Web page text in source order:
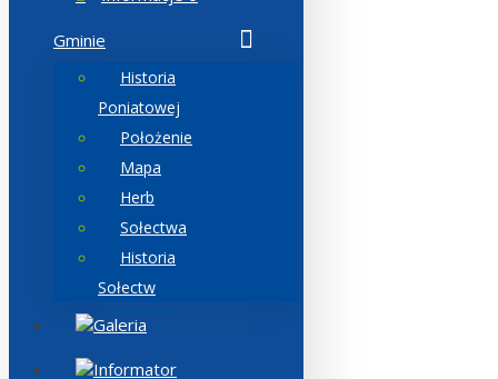
Gminie
Historia
Poniatowej
Położenie
Mapa
Herb
Sołectwa
Historia
Sołectw
Galeria
Informator